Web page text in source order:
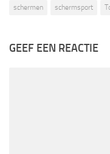
schermen
schermsport
GEEF EEN REACTIE